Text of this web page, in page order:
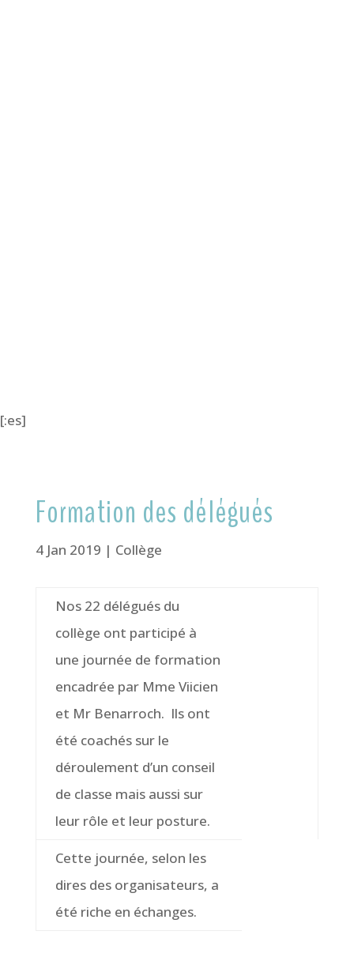
[:es]
Formation des délégués
4 Jan 2019 | Collège
Nos 22 délégués du
collège ont participé à
une journée de formation
encadrée par Mme Viicien
et Mr Benarroch. Ils ont
été coachés sur le
déroulement d’un conseil
de classe mais aussi sur
leur rôle et leur posture.
Cette journée, selon les
dires des organisateurs, a
été riche en échanges.